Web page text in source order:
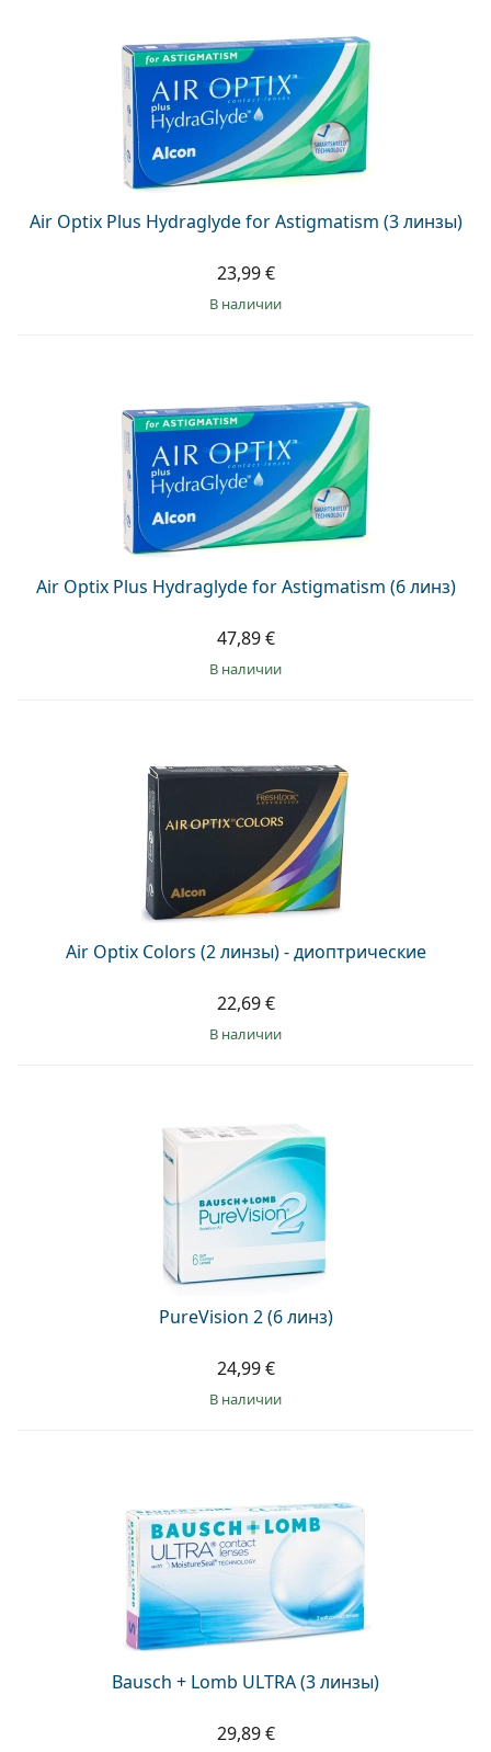
Air Optix Plus Hydraglyde for Astigmatism (3 линзы)
23,99 €
в наличии
Air Optix Plus Hydraglyde for Astigmatism (6 линз)
47,89 €
в наличии
Air Optix Colors (2 линзы) - диоптрические
22,69 €
в наличии
PureVision 2 (6 линз)
24,99 €
в наличии
Bausch + Lomb ULTRA (3 линзы)
29,89 €